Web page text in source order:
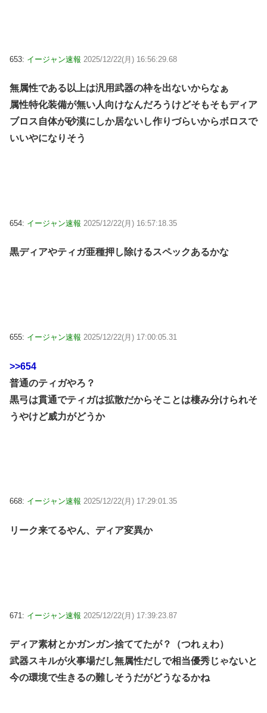
653: イージャン速報 2025/12/22(月) 16:56:29.68
無属性である以上は汎用武器の枠を出ないからなぁ
属性特化装備が無い人向けなんだろうけどそもそもディア
ブロス自体が砂漠にしか居ないし作りづらいからボロスで
いいやになりそう
654: イージャン速報 2025/12/22(月) 16:57:18.35
黒ディアやティガ亜種押し除けるスペックあるかな
655: イージャン速報 2025/12/22(月) 17:00:05.31
>>654
普通のティガやろ？
黒弓は貫通でティガは拡散だからそことは棲み分けられそ
うやけど威力がどうか
668: イージャン速報 2025/12/22(月) 17:29:01.35
リーク来てるやん、ディア変異か
671: イージャン速報 2025/12/22(月) 17:39:23.87
ディア素材とかガンガン捨ててたが？（つれぇわ）
武器スキルが火事場だし無属性だしで相当優秀じゃないと
今の環境で生きるの難しそうだがどうなるかね